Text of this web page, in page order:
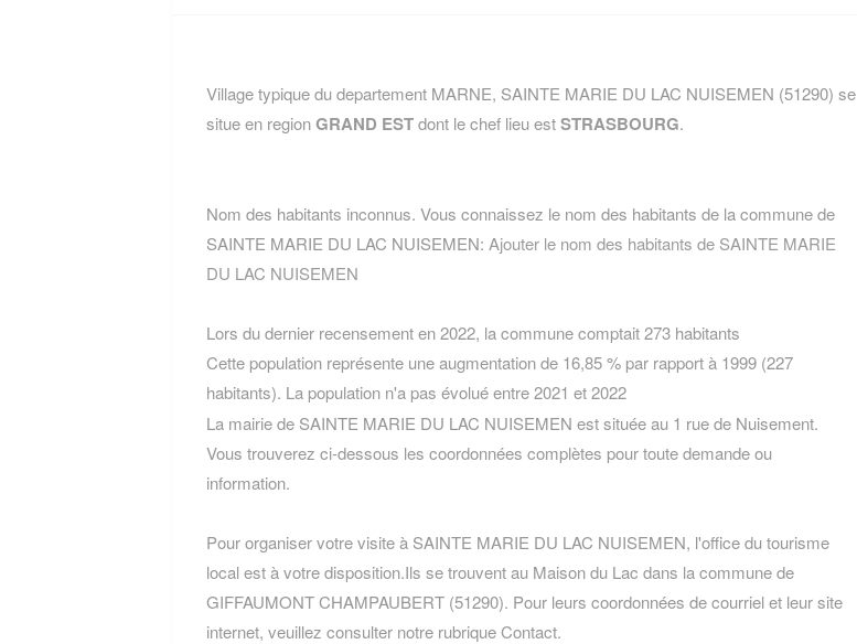
Village typique du departement MARNE, SAINTE MARIE DU LAC NUISEMEN (51290) se
situe en regionGRAND ESTdont le chef lieu estSTRASBOURG.
Nom des habitants inconnus. Vous connaissez le nom des habitants de la commune de
SAINTE MARIE DU LAC NUISEMEN: Ajouter le nom des habitants de SAINTE MARIE
DU LAC NUISEMEN
Lors du dernier recensement en 2022, la commune comptait 273 habitants
Cette population représente une augmentation de 16,85 % par rapport à 1999 (227
habitants). La population n'a pas évolué entre 2021 et 2022
La mairie de SAINTE MARIE DU LAC NUISEMEN est située au 1 rue de Nuisement.
Vous trouverez ci-dessous les coordonnées complètes pour toute demande ou
information.
Pour organiser votre visite à SAINTE MARIE DU LAC NUISEMEN, l'office du tourisme
local est à votre disposition.Ils se trouvent au Maison du Lac dans la commune de
GIFFAUMONT CHAMPAUBERT (51290). Pour leurs coordonnées de courriel et leur site
internet, veuillez consulter notre rubrique Contact.